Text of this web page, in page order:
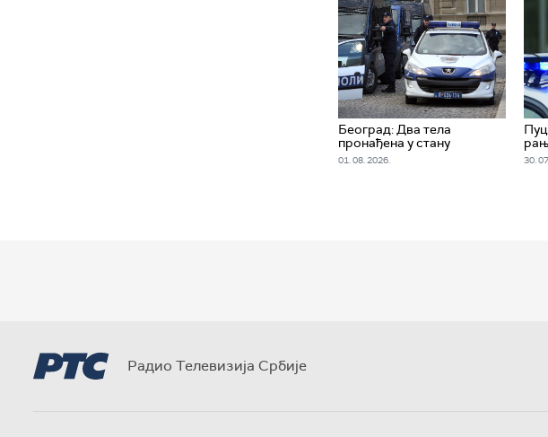
Београд: Два тела
пронађена у стану
01. 08. 2026. 30.
Радио Телевизија Србије